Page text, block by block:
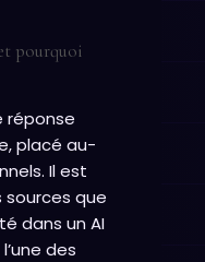
pourquoi
réponse
placé au-
Il est
que
dans un AI
des